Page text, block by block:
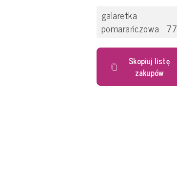
galaretka
pomarańczowa 77
Skopiuj listę
zakupów